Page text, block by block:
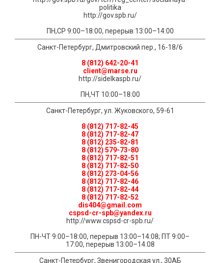
politika
http://gov.spb.ru/
ПН,СР 9:00–18:00, перерыв 13:00–14:00
Санкт-Петербург, Дмитровский пер., 16-18/6
8 (812) 642-20-41
client@marse.ru
http://sidelkaspb.ru/
ПН,ЧТ 10:00–18:00
Санкт-Петербург, ул. Жуковского, 59-61
8 (812) 717-82-45
8 (812) 717-82-47
8 (812) 235-82-81
8 (812) 579-73-80
8 (812) 717-82-51
8 (812) 717-82-50
8 (812) 273-04-56
8 (812) 717-82-46
8 (812) 717-82-44
8 (812) 717-82-52
dis404@gmail.com
cspsd-cr-spb@yandex.ru
http://www.cspsd-cr-spb.ru/
ПН-ЧТ 9:00–18:00, перерыв 13:00–14:08; ПТ 9:00–
17:00, перерыв 13:00–14:08
Санкт-Петербург, Звенигородская ул., 30АБ